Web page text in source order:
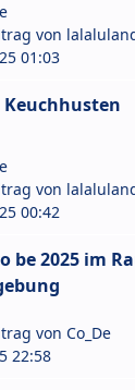
von
01:03
von
00:42
be 2025 im
von Co_De
22:58